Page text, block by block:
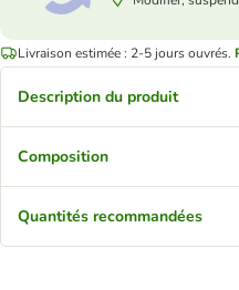
Livraison estimée : 2-5 jours ouvrés.
Description du produit
Composition
Quantités recommandées